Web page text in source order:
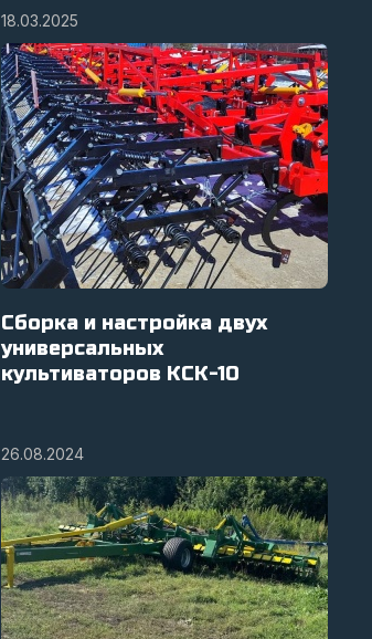
18.03.2025
Сборка и настройка двух
универсальных
культиваторов КСК-10
26.08.2024